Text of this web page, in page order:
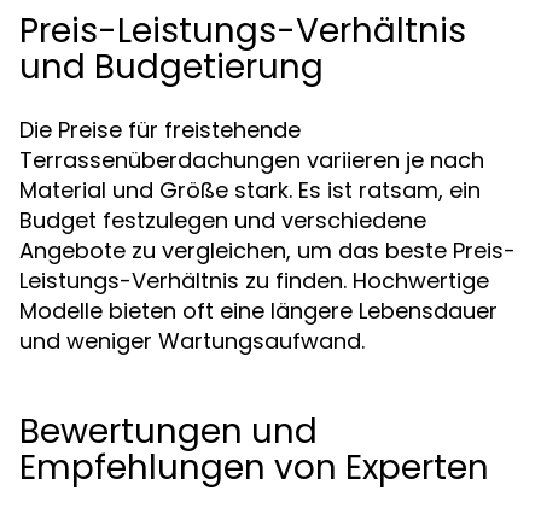
Preis-Leistungs-Verhältnis
und Budgetierung
Die Preise für freistehende
Terrassenüberdachungen variieren je nach
Material und Größe stark. Es ist ratsam, ein
Budget festzulegen und verschiedene
Angebote zu vergleichen, um das beste Preis-
Leistungs-Verhältnis zu finden. Hochwertige
Modelle bieten oft eine längere Lebensdauer
und weniger Wartungsaufwand.
Bewertungen und
Empfehlungen von Experten